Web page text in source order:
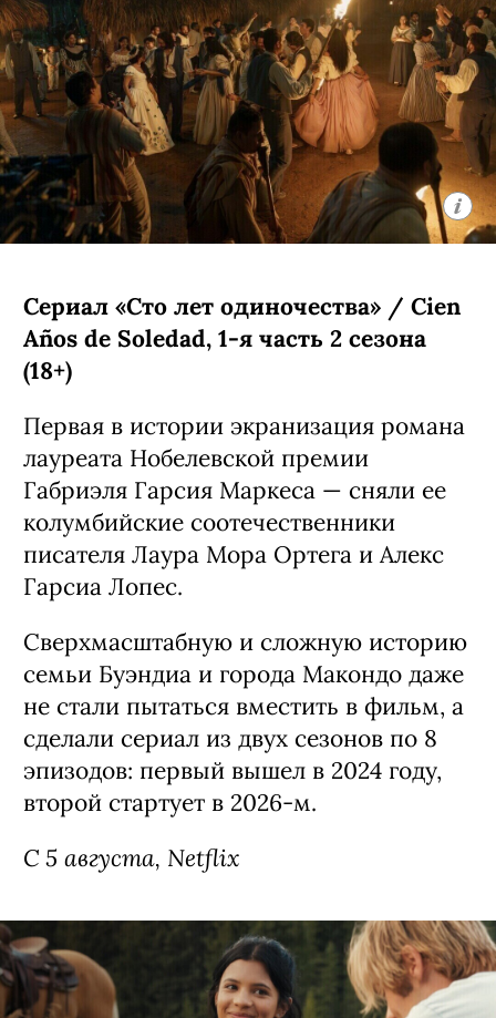
Сериал «Сто лет одиночества» / Cien
Años de Soledad, 1-я часть 2 сезона
(18+)
Первая в истории экранизация романа
лауреата Нобелевской премии
Габриэля Гарсия Маркеса — сняли ее
колумбийские соотечественники
писателя Лаура Мора Ортега и Алекс
Гарсиа Лопес.
Сверхмасштабную и сложную историю
семьи Буэндиа и города Макондо даже
не стали пытаться вместить в фильм, а
сделали сериал из двух сезонов по 8
эпизодов: первый вышел в 2024 году,
второй стартует в 2026-м.
С 5 августа, Netflix